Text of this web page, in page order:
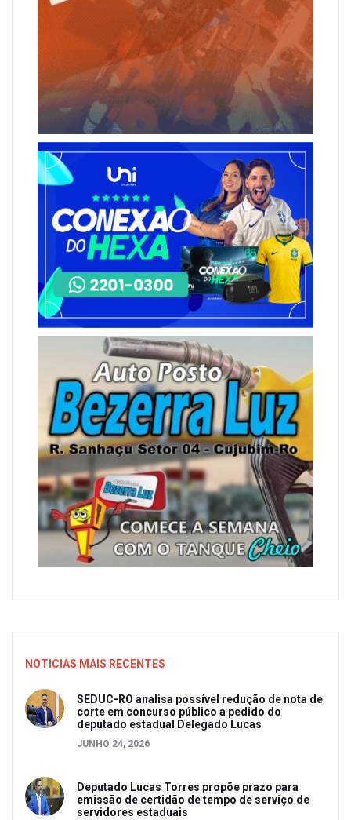
NOTICIAS MAIS RECENTES
SEDUC-RO analisa possível redução de nota de
corte em concurso público a pedido do
deputado estadual Delegado Lucas
JUNHO 24, 2026
Deputado Lucas Torres propõe prazo para
emissão de certidão de tempo de serviço de
servidores estaduais